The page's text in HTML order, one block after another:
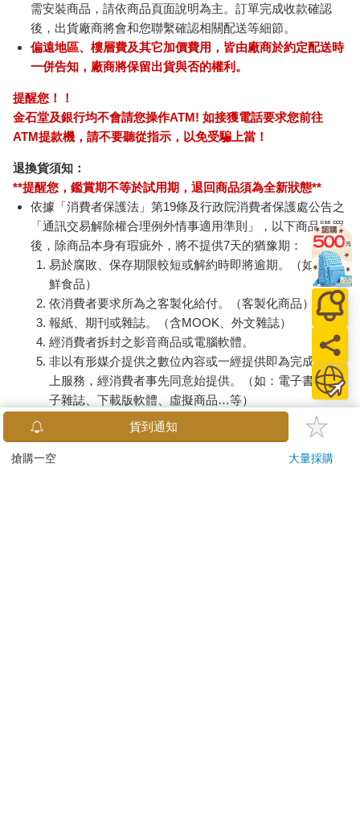
需安裝商品，請依商品頁面說明為主。訂單完成收款確認
後，出貨廠商將會和您聯繫確認相關配送等細節。
偏遠地區、樓層費及其它加價費用，皆由廠商於約定配送時
一併告知，廠商將保留出貨與否的權利。
提醒您！！
金石堂及銀行均不會請您操作ATM! 如接獲電話要求您前往
ATM提款機，請不要聽從指示，以免受騙上當！
退換貨須知：
**提醒您，鑑賞期不等於試用期，退回商品須為全新狀態**
依據「消費者保護法」第19條及行政院消費者保護處公告之
「通訊交易解除權合理例外情事適用準則」，以下商品購買
後，除商品本身有瑕疵外，將不提供7天的猶豫期：
易於腐敗、保存期限較短或解約時即將逾期。（如：生
鮮食品）
依消費者要求所為之客製化給付。（客製化商品）
報紙、期刊或雜誌。（含MOOK、外文雜誌）
經消費者拆封之影音商品或電腦軟體。
非以有形媒介提供之數位內容或一經提供即為完成之線
上服務，經消費者事先同意始提供。（如：電子書、電
子雜誌、下載版軟體、虛擬商品…等）
已拆封之個人衛生用品。（如：內衣褲、刮鬍刀、除毛
若非上列種類商品，均享有到貨7天的猶豫期（含例假
貨到通知
搶購一空 大量採購